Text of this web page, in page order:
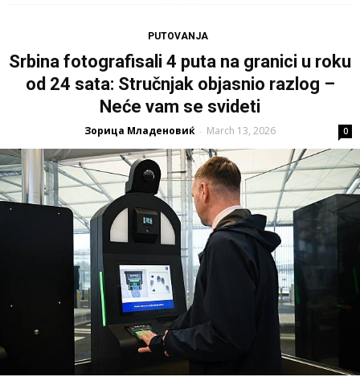
PUTOVANJA
Srbina fotografisali 4 puta na granici u roku
od 24 sata: Stručnjak objasnio razlog –
Neće vam se svideti
Зорица Младеновиќ - March 13, 2026 0